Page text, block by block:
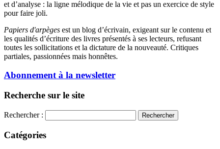
et d’analyse : la ligne mélodique de la vie et pas un exercice de style
pour faire joli.
Papiers d'arpèges est un blog d’écrivain, exigeant sur le contenu et
les qualités d’écriture des livres présentés à ses lecteurs, refusant
toutes les sollicitations et la dictature de la nouveauté. Critiques
partiales, passionnées mais honnêtes.
Abonnement à la newsletter
Recherche sur le site
Rechercher :
Catégories